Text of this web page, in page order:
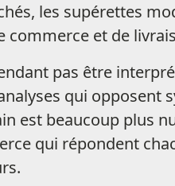
les supérettes
commerce et de
pas être
qui
est beaucoup plus
qui répondent